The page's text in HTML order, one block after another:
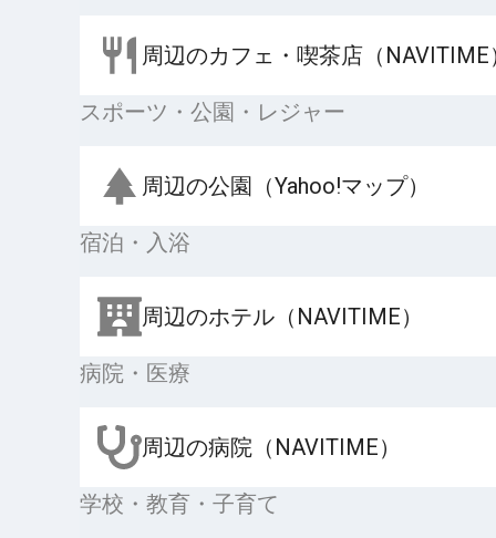
周辺のカフェ・喫茶店（NAVITIME
スポーツ・公園・レジャー
周辺の公園（Yahoo!マップ）
宿泊・入浴
周辺のホテル（NAVITIME）
病院・医療
周辺の病院（NAVITIME）
学校・教育・子育て